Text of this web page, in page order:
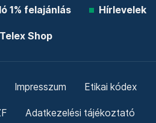
1% felajánlás Hírlevelek
Telex Shop
Impresszum Etikai kódex
Adatkezelési tájékoztató